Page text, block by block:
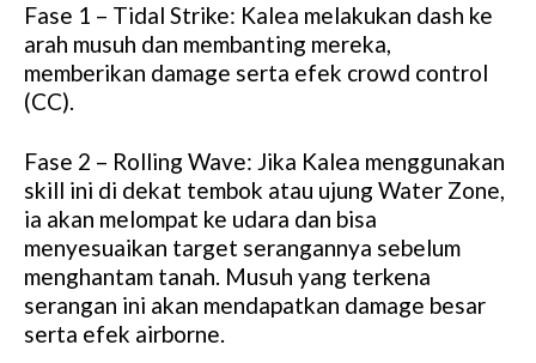
Fase 1 – Tidal Strike: Kalea melakukan dash ke
arah musuh dan membanting mereka,
memberikan damage serta efek crowd control
(CC).
Fase 2 – Rolling Wave: Jika Kalea menggunakan
skill ini di dekat tembok atau ujung Water Zone,
ia akan melompat ke udara dan bisa
menyesuaikan target serangannya sebelum
menghantam tanah. Musuh yang terkena
serangan ini akan mendapatkan damage besar
serta efek airborne.